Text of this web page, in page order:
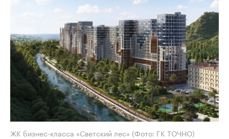
ЖК бизнес-класса «Светский лес» (Фото: ГК ТОЧНО)